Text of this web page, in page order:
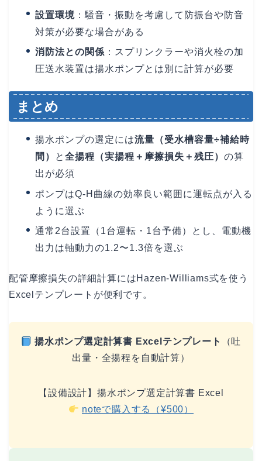
設置環境 ：騒音・振動を考慮して防振台や防音
対策が必要な場合がある
消防法との関係 ：スプリンクラーや消火栓の加
圧送水装置は揚水ポンプとは別に計算が必要
まとめ
揚水ポンプの選定には流量（受水槽容量÷補給時
間）
と 全揚程（実揚程＋摩擦損失＋残圧） の算
出が必須
ポンプはQ-H曲線の効率良い範囲に運転点が入る
ように選ぶ
通常2台設置（1台運転・1台予備）とし、電動機
出力は軸動力の1.2〜1.3倍を選ぶ
配管摩擦損失の詳細計算にはHazen-Williams式を使う
Excelテンプレートが便利です。
揚水ポンプ選定計算書 Excelテンプレート
（吐
出量・全揚程を自動計算）
【設備設計】揚水ポンプ選定計算書 Excel
noteで購入する（¥500）